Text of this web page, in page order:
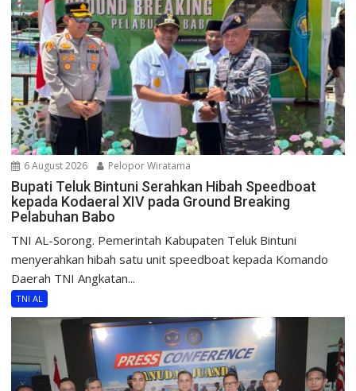
6 August 2026 Pelopor Wiratama
Bupati Teluk Bintuni Serahkan Hibah Speedboat
kepada Kodaeral XIV pada Ground Breaking
Pelabuhan Babo
TNI AL-Sorong. Pemerintah Kabupaten Teluk Bintuni
menyerahkan hibah satu unit speedboat kepada Komando
Daerah TNI Angkatan...
TNI AL